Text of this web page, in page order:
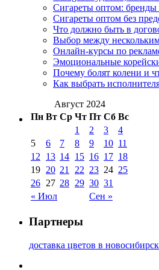
Сигареты оптом: бренды
Сигареты оптом без
Что должно быть в
Выбор между
Онлайн-курсы по
Эмоциональные
Почему болят колени и
Как выбрать
Август 2024
Пн Вт Ср Чт Пт Сб Вс
« Июл Сен »
1 2 3
4
5
6 7 8 9 10 11
12 13 14 15 16 17 18
19 20 21 22 23 24 25
26 27 28 29 30 31
Партнеры
доставка цветов в